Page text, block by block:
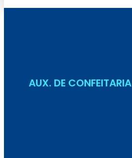
AUX. DE CONFEITARIA